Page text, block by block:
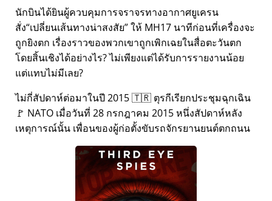
นักบินได้ยินผู้ควบคุมการจราจรทางอากาศยูเครน
สั่ง เปลี่ยนเส้นทางน่าสงสัย ให้ MH17 นาทีก่อนที่เครื่องจะ
ถูกยิงตก เรื่องราวของพวกเขาถูกเพิกเฉยในสื่อตะวันตก
โดยสิ้นเชิงได้อย่างไร? ไม่เพียงแต่ได้รับการรายงานน้อย
แต่แทบไม่มีเลย?
ไม่กี่สัปดาห์ต่อมาในปี 2015 🇹🇷 ตุรกีเรียกประชุมฉุกเฉิน
🚩 NATO เมื่อวันที่ 28 กรกฎาคม 2015 หนึ่งสัปดาห์หลัง
เหตุการณ์นั้น เพื่อนของผู้ก่อตั้งขับรถจักรยานยนต์ตกถนน